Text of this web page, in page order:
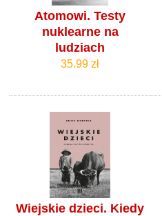
Atomowi. Testy
nuklearne na
ludziach
35.99 zł
Wiejskie dzieci. Kiedy